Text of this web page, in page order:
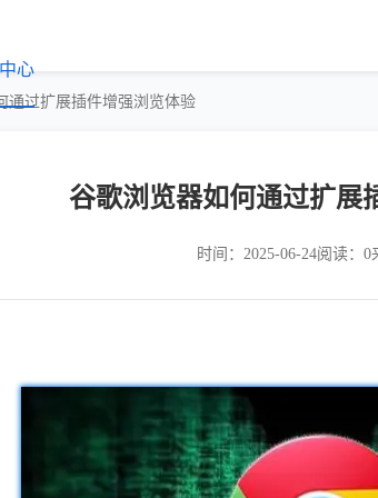
心
通过扩展插件增强浏览体验
谷歌浏览器如何通过扩展
时间：2025-06-24阅读：0